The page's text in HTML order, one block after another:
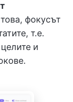
фокусът
т.е.
и